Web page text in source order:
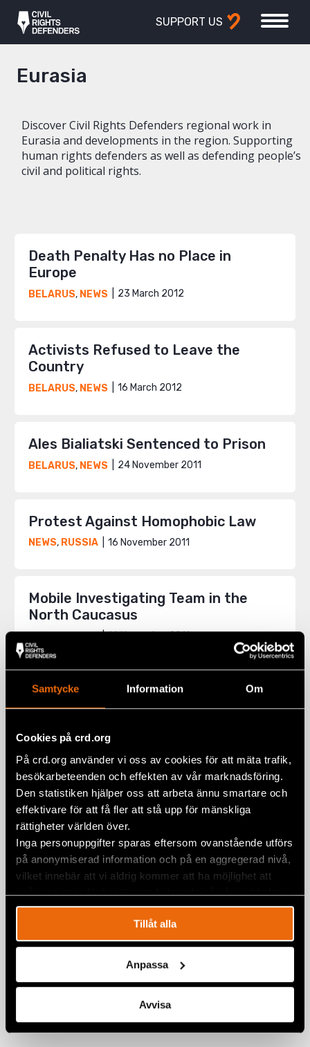
Samtycke Information Om
Cookies på crd.org
På crd.org använder vi oss av cookies för att mäta trafik,
besökarbeteenden och effekten av vår marknadsföring.
Den statistiken hjälper oss att arbeta ännu smartare och
effektivare för att få fler att stå upp för mänskliga
rättigheter världen över.
Inga personuppgifter sparas eftersom ovanstående utförs
på anonymiserad information och på en aggregerad nivå,
vilket innebär att vi aldrig kommer att ha möjlighet att
spåra en specifik besökares beteende på vår webbplats.
Tillåt alla
Anpassa
Avvisa
SUPPORT US
Eurasia
Discover Civil Rights Defenders regional work in
Eurasia and developments in the region. Supporting
human rights defenders as well as defending people’s
civil and political rights.
Death Penalty Has no Place in
Europe
BELARUS, NEWS 23 March 2012
Activists Refused to Leave the
Country
BELARUS, NEWS 16 March 2012
Ales Bialiatski Sentenced to Prison
BELARUS, NEWS 24 November 2011
Protest Against Homophobic Law
NEWS, RUSSIA 16 November 2011
Mobile Investigating Team in the
North Caucasus
16 November 2011
Belarus Closes Borders Before Trial
1 November 2011
Continued Harassment of Viasna
BELARUS,NEWS 29 September 2011
Human Rights Defender Risks Up to
Seven Years in Prison
5 August 2011
Page 35 of 35
34